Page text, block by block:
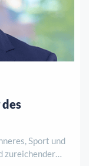
Sport und
zureichender